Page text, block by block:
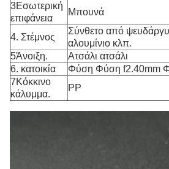
3Εσωτερική
επιφάνεια
Μπουνά
4. Στέμνος
Σύνθετο από
αλουμίνιο κλπ.
5Άνοιξη.
Ατσάλι ατσάλι
6. κατοικία
Φύση Φύση f2.40mm
7Κόκκινο
κάλυμμα.
PP